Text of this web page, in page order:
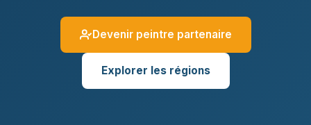
Devenir peintre partenaire
Explorer les régions